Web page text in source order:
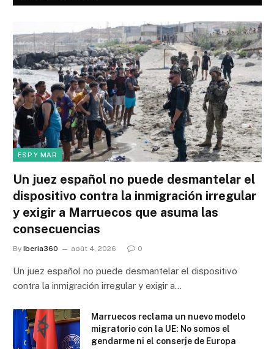
ESP Y MAR
Un juez español no puede desmantelar el
dispositivo contra la inmigración irregular
y exigir a Marruecos que asuma las
consecuencias
By Iberia360 août 4, 2026 0
Un juez español no puede desmantelar el dispositivo
contra la inmigración irregular y exigir a…
Marruecos reclama un nuevo modelo
migratorio con la UE: No somos el
gendarme ni el conserje de Europa